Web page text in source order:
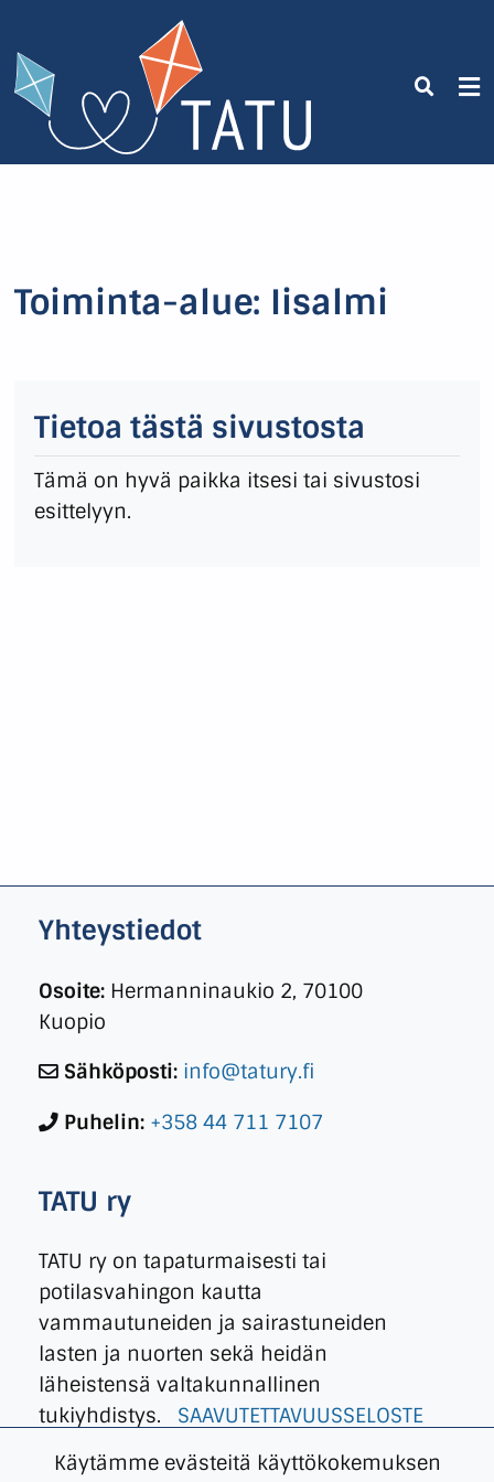
Toiminta-alue: Iisalmi
Tietoa tästä sivustosta
Tämä on hyvä paikka itsesi tai sivustosi
esittelyyn.
Yhteystiedot
Osoite: Hermanninaukio 2, 70100
Kuopio
Sähköposti: info@tatury.fi
Puhelin: +358 44 711 7107
TATU ry
TATU ry on tapaturmaisesti tai
potilasvahingon kautta
vammautuneiden ja sairastuneiden
lasten ja nuorten sekä heidän
läheistensä valtakunnallinen
tukiyhdistys. SAAVUTETTAVUUSSELOSTE
Käytämme evästeitä käyttökokemuksen